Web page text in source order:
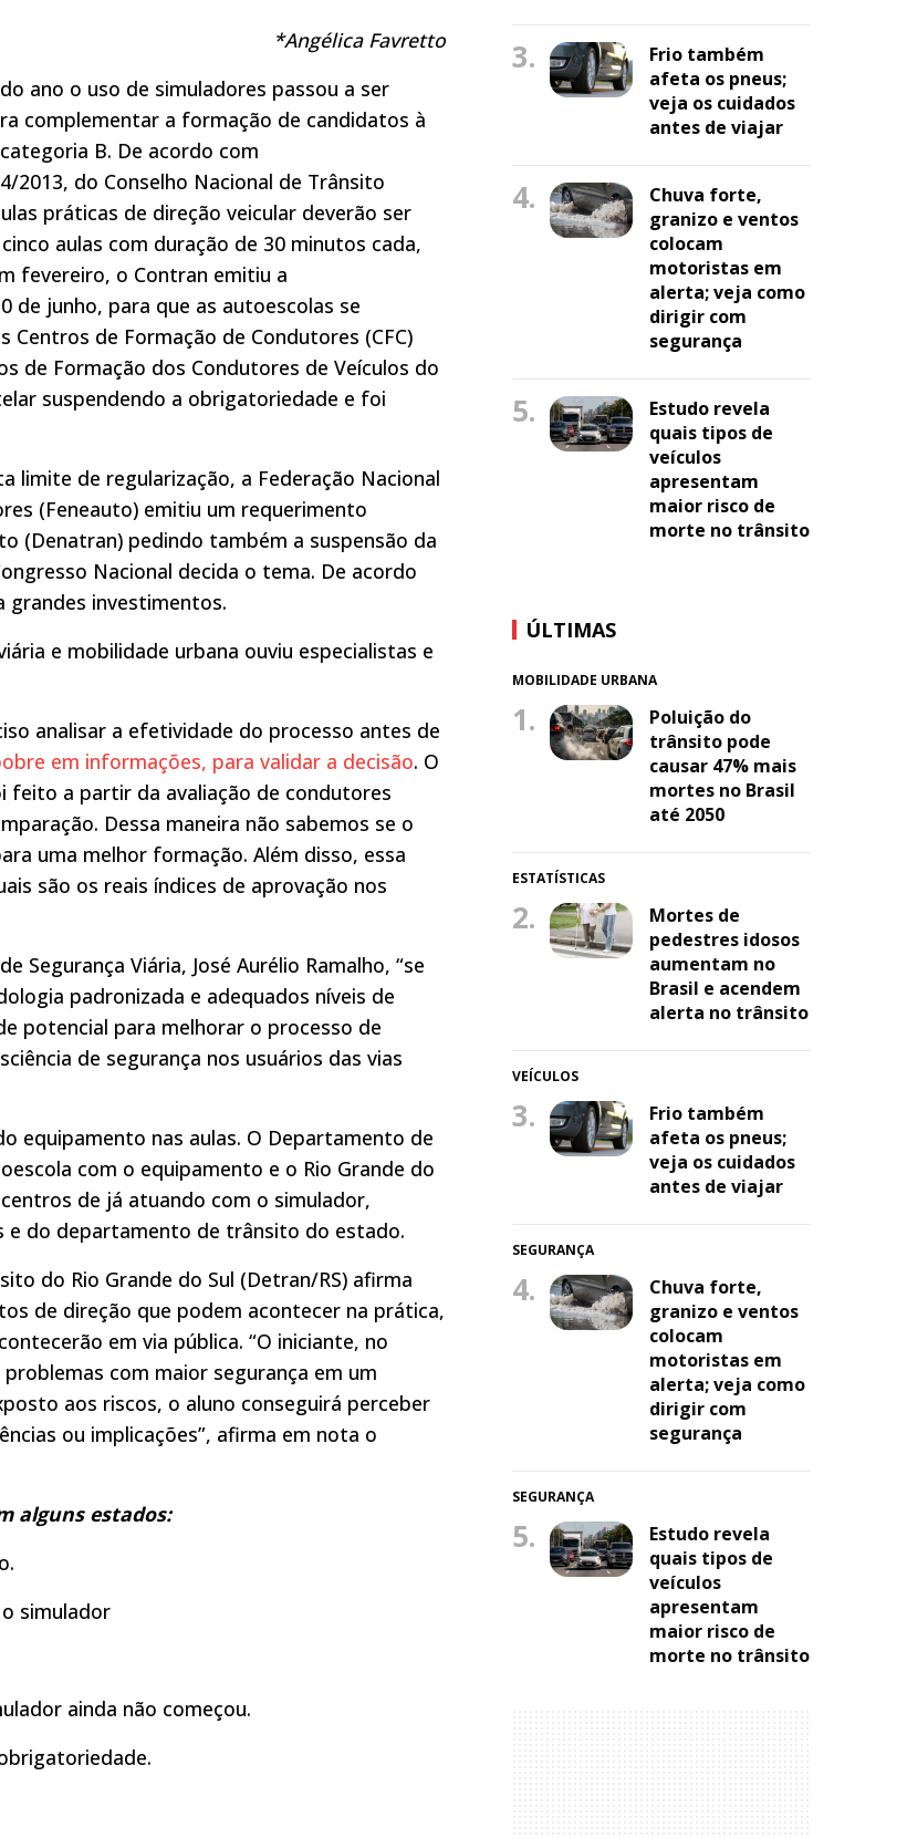
*Angélica Favretto
ano o uso de simuladores passou a ser
complementar a formação de candidatos à
B. De acordo com
2013, do Conselho Nacional de Trânsito
práticas de direção veicular deverão ser
aulas com duração de 30 minutos cada,
fevereiro, o Contran emitiu a
de junho, para que as autoescolas se
de Formação de Condutores (CFC)
de Formação dos Condutores de Veículos do
suspendendo a obrigatoriedade e foi
limite de regularização, a Federação Nacional
(Feneauto) emitiu um requerimento
(Denatran) pedindo também a suspensão da
Nacional decida o tema. De acordo
grandes investimentos.
e mobilidade urbana ouviu especialistas e
analisar a efetividade do processo antes de
em informações, para validar a decisão. O
a partir da avaliação de condutores
Dessa maneira não sabemos se o
uma melhor formação. Além disso, essa
são os reais índices de aprovação nos
Viária, José Aurélio Ramalho, “se
padronizada e adequados níveis de
potencial para melhorar o processo de
de segurança nos usuários das vias
equipamento nas aulas. O Departamento de
com o equipamento e o Rio Grande do
de já atuando com o simulador,
e do departamento de trânsito do estado.
do Rio Grande do Sul (Detran/RS) afirma
de direção que podem acontecer na prática,
em via pública. “O iniciante, no
com maior segurança em um
aos riscos, o aluno conseguirá perceber
ou implicações”, afirma em nota o
alguns estados:
simulador
ainda não começou.
3.
Frio também
afeta os pneus;
veja os cuidados
antes de viajar
4.
Chuva forte,
granizo e ventos
colocam
motoristas em
alerta; veja como
dirigir com
segurança
5.
Estudo revela
quais tipos de
veículos
apresentam
maior risco de
morte no trânsito
ÚLTIMAS
MOBILIDADE URBANA
1.
Poluição do
trânsito pode
causar 47% mais
mortes no Brasil
até 2050
ESTATÍSTICAS
2.
Mortes de
pedestres idosos
aumentam no
Brasil e acendem
alerta no trânsito
VEÍCULOS
3.
Frio também
afeta os pneus;
veja os cuidados
antes de viajar
SEGURANÇA
4.
Chuva forte,
granizo e ventos
colocam
motoristas em
alerta; veja como
dirigir com
segurança
SEGURANÇA
5.
Estudo revela
quais tipos de
veículos
apresentam
maior risco de
morte no trânsito